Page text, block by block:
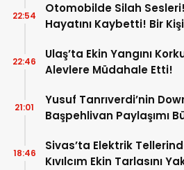
Otomobilde Silah Sesleri!
Hayatını Kaybetti! Bir
22:54
Ulaş’ta Ekin Yangını
Alevlere Müdahale Etti!
22:46
Yusuf Tanrıverdi’nin
Başpehlivan Paylaşımı
21:01
Sivas’ta Elektrik
Kıvılcım Ekin Tarlasını
18:46